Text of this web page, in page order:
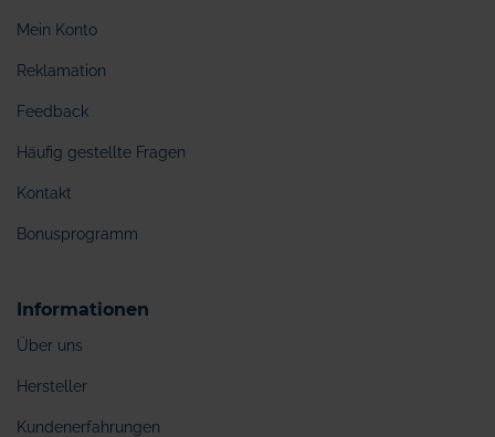
Mein Konto
Reklamation
Feedback
Häufig gestellte Fragen
Kontakt
Bonusprogramm
Informationen
Über uns
Hersteller
Kundenerfahrungen